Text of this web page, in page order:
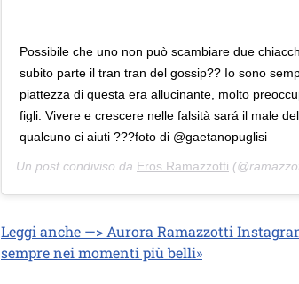
Possibile che uno non può scambiare due
subito parte il tran tran del gossip?? Io sono
piattezza di questa era allucinante, molto
figli. Vivere e crescere nelle falsità sará il male
qualcuno ci aiuti ???foto di @gaetanopuglisi
Un post condiviso da Eros Ramazzotti
Leggi anche —> Aurora Ramazzotti
sempre nei momenti più belli»